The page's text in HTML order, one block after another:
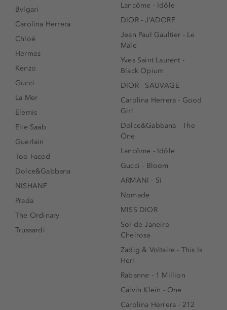
Bvlgari
Carolina Herrera
Chloé
Hermes
Kenzo
Gucci
La Mer
Elemis
Elie Saab
Guerlain
Too Faced
Dolce&Gabbana
NISHANE
Prada
The Ordinary
Trussardi
Lancôme - Idôle
DIOR - J’ADORE
Jean Paul Gaultier - Le
Male
Yves Saint Laurent -
Black Opium
DIOR - SAUVAGE
Carolina Herrera - Good
Girl
Dolce&Gabbana - The
One
Lancôme - Idôle
Gucci - Bloom
ARMANI - Sì
Nomade
MISS DIOR
Sol de Janeiro -
Cheirosa
Zadig & Voltaire - This Is
Her!
Rabanne - 1 Million
Calvin Klein - One
Carolina Herrera - 212